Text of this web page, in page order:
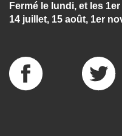
Fermé le lundi, et les
14 juillet, 15 août, 1er